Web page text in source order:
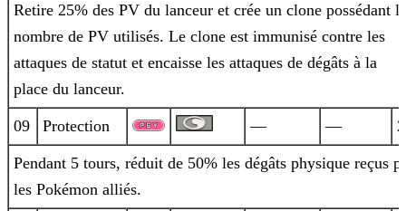
Retire 25% des PV du lanceur et crée un clone possédant le
nombre de PV utilisés. Le clone est immunisé contre les
attaques de statut et encaisse les attaques de dégâts à la
place du lanceur.
09 Protection — —
Pendant 5 tours, réduit de 50% les dégâts physique reçus
les Pokémon alliés.